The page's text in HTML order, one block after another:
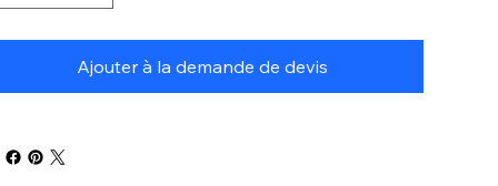
Ajouter à la demande de devis